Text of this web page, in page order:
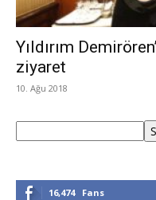
Yıldırım
ziyaret
10. Ağu 2018
16,474 Fans